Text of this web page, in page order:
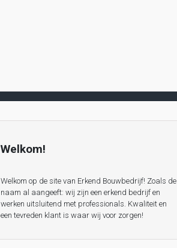
Welkom!
Welkom op de site van Erkend Bouwbedrijf! Zoals de
naam al aangeeft: wij zijn een erkend bedrijf en
werken uitsluitend met professionals. Kwaliteit en
een tevreden klant is waar wij voor zorgen!